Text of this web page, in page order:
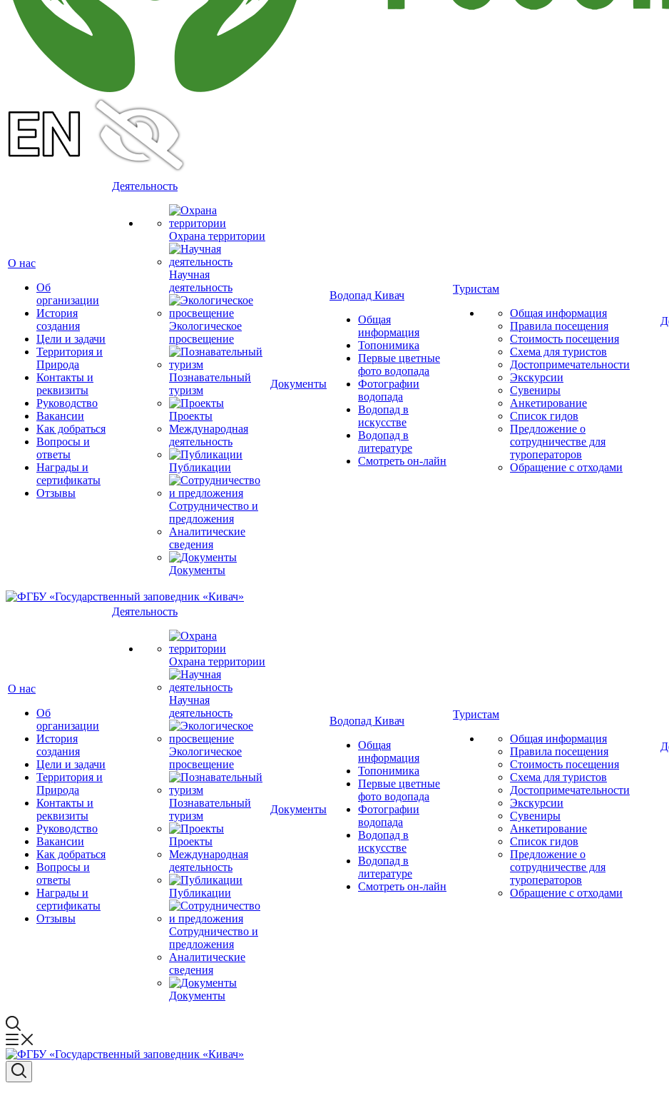
О нас
Об
организации
История
создания
Цели и задачи
Территория и
Природа
Контакты и
реквизиты
Руководство
Вакансии
Как добраться
Вопросы и
ответы
Награды и
сертификаты
Отзывы
Деятельность
Охрана территории
Научная
деятельность
Экологическое
просвещение
Познавательный
туризм
Проекты
Международная
деятельность
Публикации
Сотрудничество и
предложения
Аналитические
сведения
Документы
Документы
Водопад Кивач
Общая
информация
Топонимика
Первые цветные
фото водопада
Фотографии
водопада
Водопад в
искусстве
Водопад в
литературе
Смотреть он-лайн
Туристам
Общая информация
Правила посещения
Стоимость посещения
Схема для туристов
Достопримечательности
Экскурсии
Сувениры
Анкетирование
Список гидов
Предложение о
сотрудничестве для
туроператоров
Обращение с отходами
О нас
Об
организации
История
создания
Цели и задачи
Территория и
Природа
Контакты и
реквизиты
Руководство
Вакансии
Как добраться
Вопросы и
ответы
Награды и
сертификаты
Отзывы
Деятельность
Охрана территории
Научная
деятельность
Экологическое
просвещение
Познавательный
туризм
Проекты
Международная
деятельность
Публикации
Сотрудничество и
предложения
Аналитические
сведения
Документы
Документы
Водопад Кивач
Общая
информация
Топонимика
Первые цветные
фото водопада
Фотографии
водопада
Водопад в
искусстве
Водопад в
литературе
Смотреть он-лайн
Туристам
Общая информация
Правила посещения
Стоимость посещения
Схема для туристов
Достопримечательности
Экскурсии
Сувениры
Анкетирование
Список гидов
Предложение о
сотрудничестве для
туроператоров
Обращение с отходами